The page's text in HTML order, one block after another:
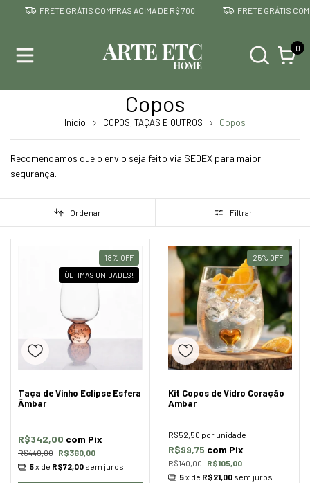
FRETE GRÁTIS COMPRAS ACIMA DE R$ 700 FRETE GRÁTIS
0
Copos
Início COPOS, TAÇAS E OUTROS Copos
Recomendamos que o envio seja feito via SEDEX para maior
segurança.
Ordenar Filtrar
18% OFF
ÚLTIMAS UNIDADES!
Taça de Vinho Eclipse Esfera
Âmbar
R$440,00 R$360,00
R$342,00 com Pix
5x de R$72,00 sem juros
25% OFF
Kit Copos de Vidro Coração
Ambar
R$52,50 por unidade
R$140,00 R$105,00
R$99,75 com Pix
5x de R$21,00 sem juros